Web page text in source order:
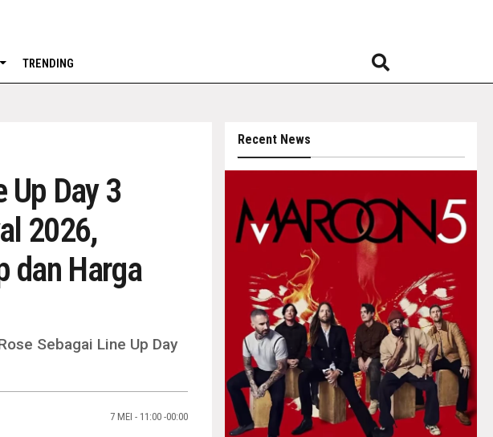
TRENDING
Up Day 3
2026,
dan Harga
Sebagai Line Up Day
7 MEI - 11:00 -00:00
Recent News